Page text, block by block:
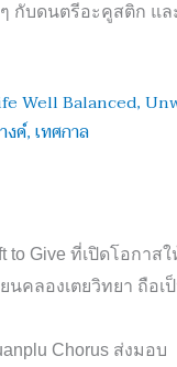
กับดนตรีอะคูสติก แ
to Give ที่เปิดโอกาส
คลองเตยวิทยา ถือ
Chorus ส่งมอบ